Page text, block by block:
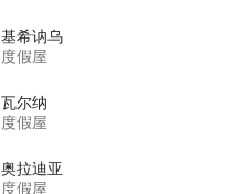
基希讷乌
度假屋
瓦尔纳
度假屋
奥拉迪亚
度假屋